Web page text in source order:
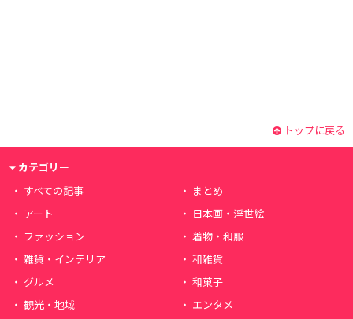
トップに戻る
カテゴリー
すべての記事
まとめ
アート
日本画・浮世絵
ファッション
着物・和服
雑貨・インテリア
和雑貨
グルメ
和菓子
観光・地域
エンタメ